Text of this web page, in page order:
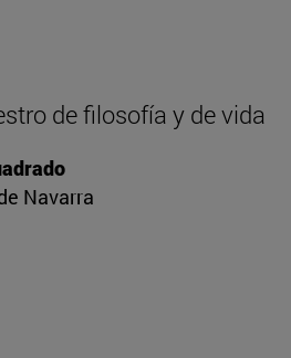
de filosofía y de vida
Navarra